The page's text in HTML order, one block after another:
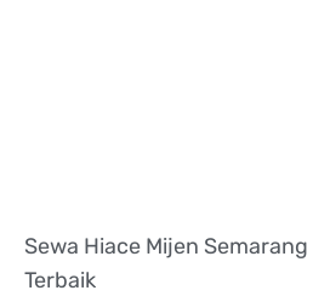
Sewa Hiace Mijen
Terbaik